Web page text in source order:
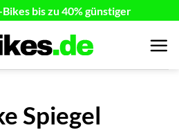
bis zu 40% günstiger
Spiegel